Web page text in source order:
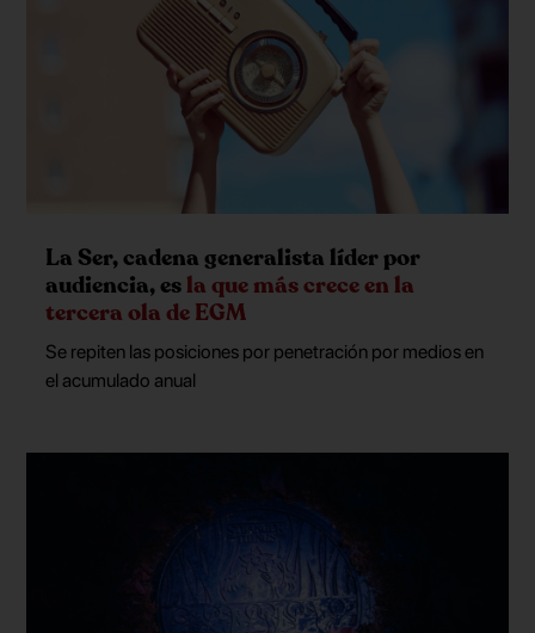
La Ser, cadena generalista líder por
audiencia, esla que más crece en la
tercera ola de EGM
Se repiten las posiciones por penetración por medios en
el acumulado anual